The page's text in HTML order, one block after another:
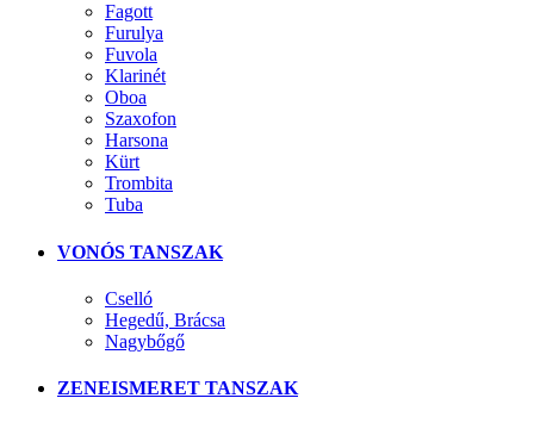
Fagott
Furulya
Fuvola
Klarinét
Oboa
Szaxofon
Harsona
Kürt
Trombita
Tuba
VONÓS TANSZAK
Cselló
Hegedű, Brácsa
Nagybőgő
ZENEISMERET TANSZAK